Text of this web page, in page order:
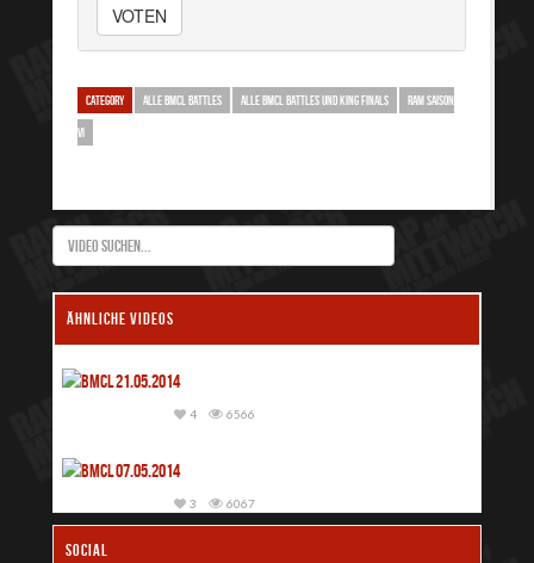
VOTEN
CATEGORY ALLE BMCL BATTLES ALLE BMCL BATTLES UND KING FINALS RAM SAISON
VI
ÄHNLICHE VIDEOS
6566
4
6067
3
SOCIAL